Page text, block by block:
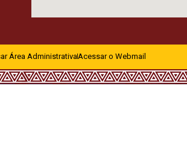
Área Administrativa Acessar o Webmail